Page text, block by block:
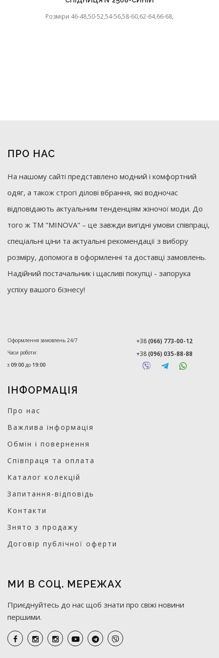
Розміри 46-48,50-52,54-56,58-60,62-64,66-68,
ПРО НАС
На нашому сайті представлено модний і комфортний
одяг, а також строгі ділові вбрання, які водночас
відповідають актуальним тенденціям жіночої моди. До
того ж ТМ "MINOVA" – це завжди вигідні умови співпраці,
спеціальні ціни та актуальні рекомендації з вибору
розміру, допомога в оформленні та доставці замовлень.
Надійний постачальник і щасливі покупці - запорука
успіху вашого бізнесу!
Оформлення замовлень 24/7
Часи роботи:
з 09:00 до 19:00
+38(066) 773-00-12
+38(096) 035-88-88
ІНФОРМАЦІЯ
Про нас
Важлива інформація
Обмін і повернення
Співпраця та оплата
Каталог колекцій
Запитання-відповідь
Контакти
Знято з продажу
Договір публічної оферти
МИ В СОЦ. МЕРЕЖАХ
Приєднуйтесь до нас щоб знати про свіжі новини
першими.